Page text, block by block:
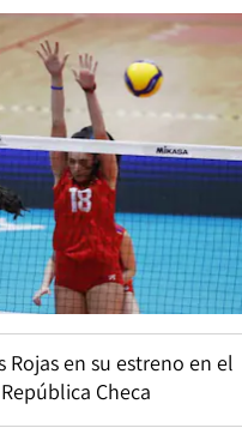
Rojas en su estreno en el
Checa